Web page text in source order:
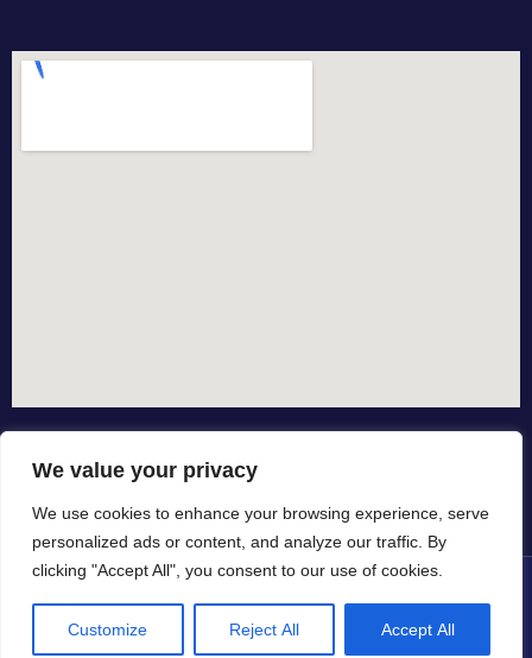
We value your privacy
We use cookies to enhance your browsing experience, serve
personalized ads or content, and analyze our traffic. By
clicking "Accept All", you consent to our use of cookies.
Customize Reject All Accept All
© All rights reserved dal 2015
in collaborazione con by io-spurgo.it